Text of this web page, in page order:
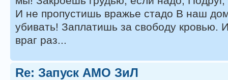
И не пропустишь вражье стадо В наш
убивать! Заплатишь за свободу кровью.
враг раз...
Re: Запуск АМО ЗиЛ